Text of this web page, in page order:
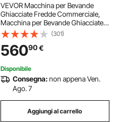
VEVOR Macchina per Bevande
Ghiacciate Fredde Commerciale,
Macchina per Bevande Ghiacciate
Serbatoio Singolo 12 Litri, Macchina
per Frullati in Acciaio Inox,
Macchina per Bevande Fredde Bar
Hotel
(301)
56090€
Disponibile
Consegna:non appena Ven.
Ago. 7
Aggiungi al carrello